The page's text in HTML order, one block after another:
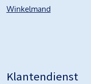
Winkelmand
Klantendienst